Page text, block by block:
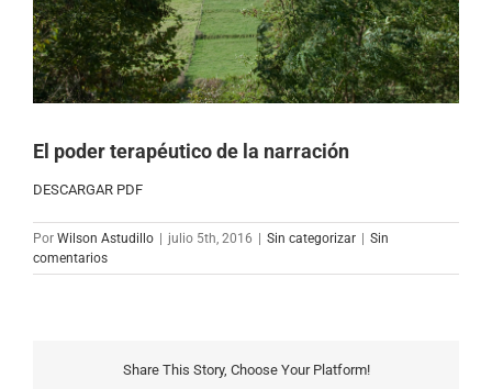
El poder terapéutico de la narración
DESCARGAR PDF
Por Wilson Astudillo | julio 5th, 2016 | Sin categorizar | Sin
comentarios
Share This Story, Choose Your Platform!